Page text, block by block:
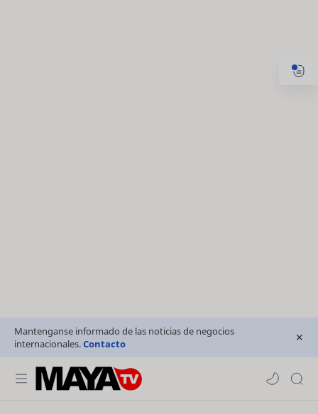
Mantenganse informado de las noticias de negocios
internacionales.Contacto